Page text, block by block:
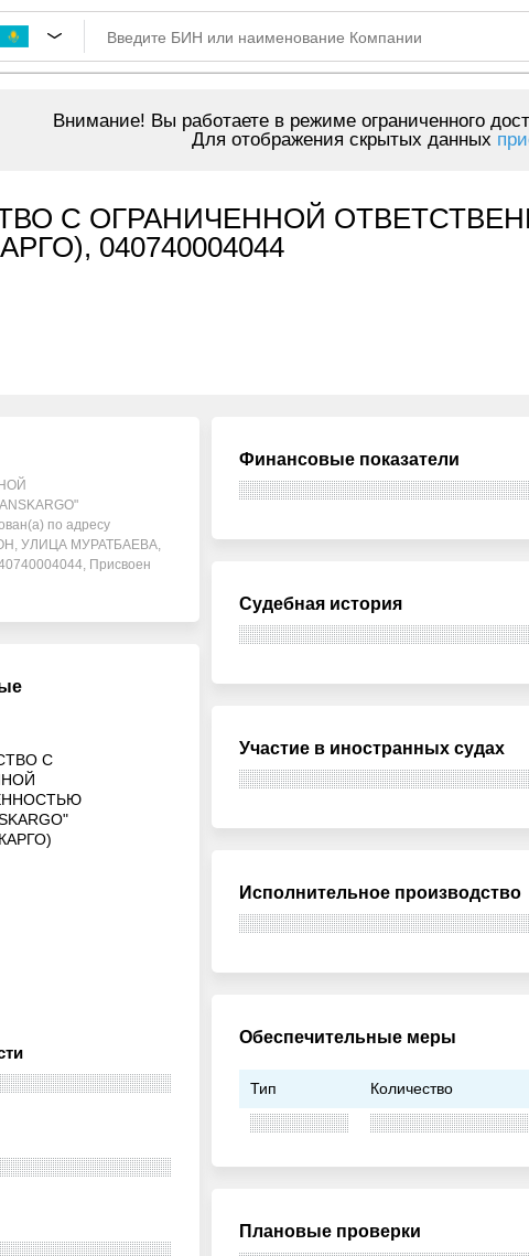
Внимание! Вы работаете в режиме ограниченного
Для отображения скрытых данных
С ОГРАНИЧЕННОЙ
040740004044
по адресу
УЛИЦА МУРАТБАЕВА,
Присвоен
С
Финансовые показатели
Судебная история
Участие в иностранных судах
Исполнительное производство
Обеспечительные меры
Тип Количество
Плановые проверки